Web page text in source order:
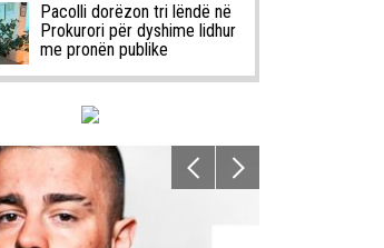
Pacolli dorëzon tri lëndë në
Prokurori për dyshime lidhur
me pronën publike